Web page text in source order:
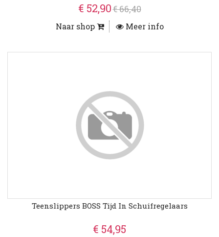
€ 52,90€ 66,40
Naar shop Meer info
Teenslippers BOSS Tijd In Schuifregelaars
€ 54,95